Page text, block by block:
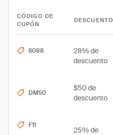
CÓDIGO DE
CUPÓN
DESCUENTO
6088
28% de
descuento
DM50
$50 de
descuento
F11
25% de